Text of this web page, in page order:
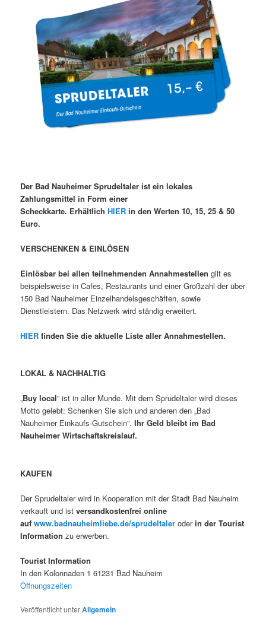
Der Bad Nauheimer Sprudeltaler ist ein lokales
Zahlungsmittel in Form einer
Scheckkarte. ErhältlichHIER in den Werten 10, 15, 25 & 50
Euro.
VERSCHENKEN & EINLÖSEN
Einlösbar bei allen teilnehmenden Annahmestellen gilt es
beispielsweise in Cafes, Restaurants und einer Großzahl der über
150 Bad Nauheimer Einzelhandelsgeschäften, sowie
Dienstleistern. Das Netzwerk wird ständig erweitert.
HIER finden Sie die aktuelle Liste aller Annahmestellen.
LOKAL & NACHHALTIG
„Buy local” ist in aller Munde. Mit dem Sprudeltaler wird dieses
Motto gelebt: Schenken Sie sich und anderen den „Bad
Nauheimer Einkaufs-Gutschein”.Ihr Geld bleibt im Bad
Nauheimer Wirtschaftskreislauf.
KAUFEN
Der Sprudeltaler wird in Kooperation mit der Stadt Bad Nauheim
verkauft und istversandkostenfrei online
aufwww.badnauheimliebe.de/sprudeltaler oderin der Tourist
Information zu erwerben.
Tourist Information
In den Kolonnaden 1 61231 Bad Nauheim
Öffnungszeiten
Veröffentlicht unterAllgemein